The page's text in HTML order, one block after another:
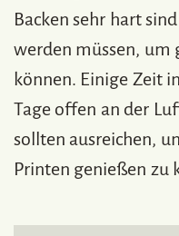
Backen sehr hart
werden müssen, um
können. Einige Zeit
Tage offen an der
sollten ausreichen,
Printen genießen zu